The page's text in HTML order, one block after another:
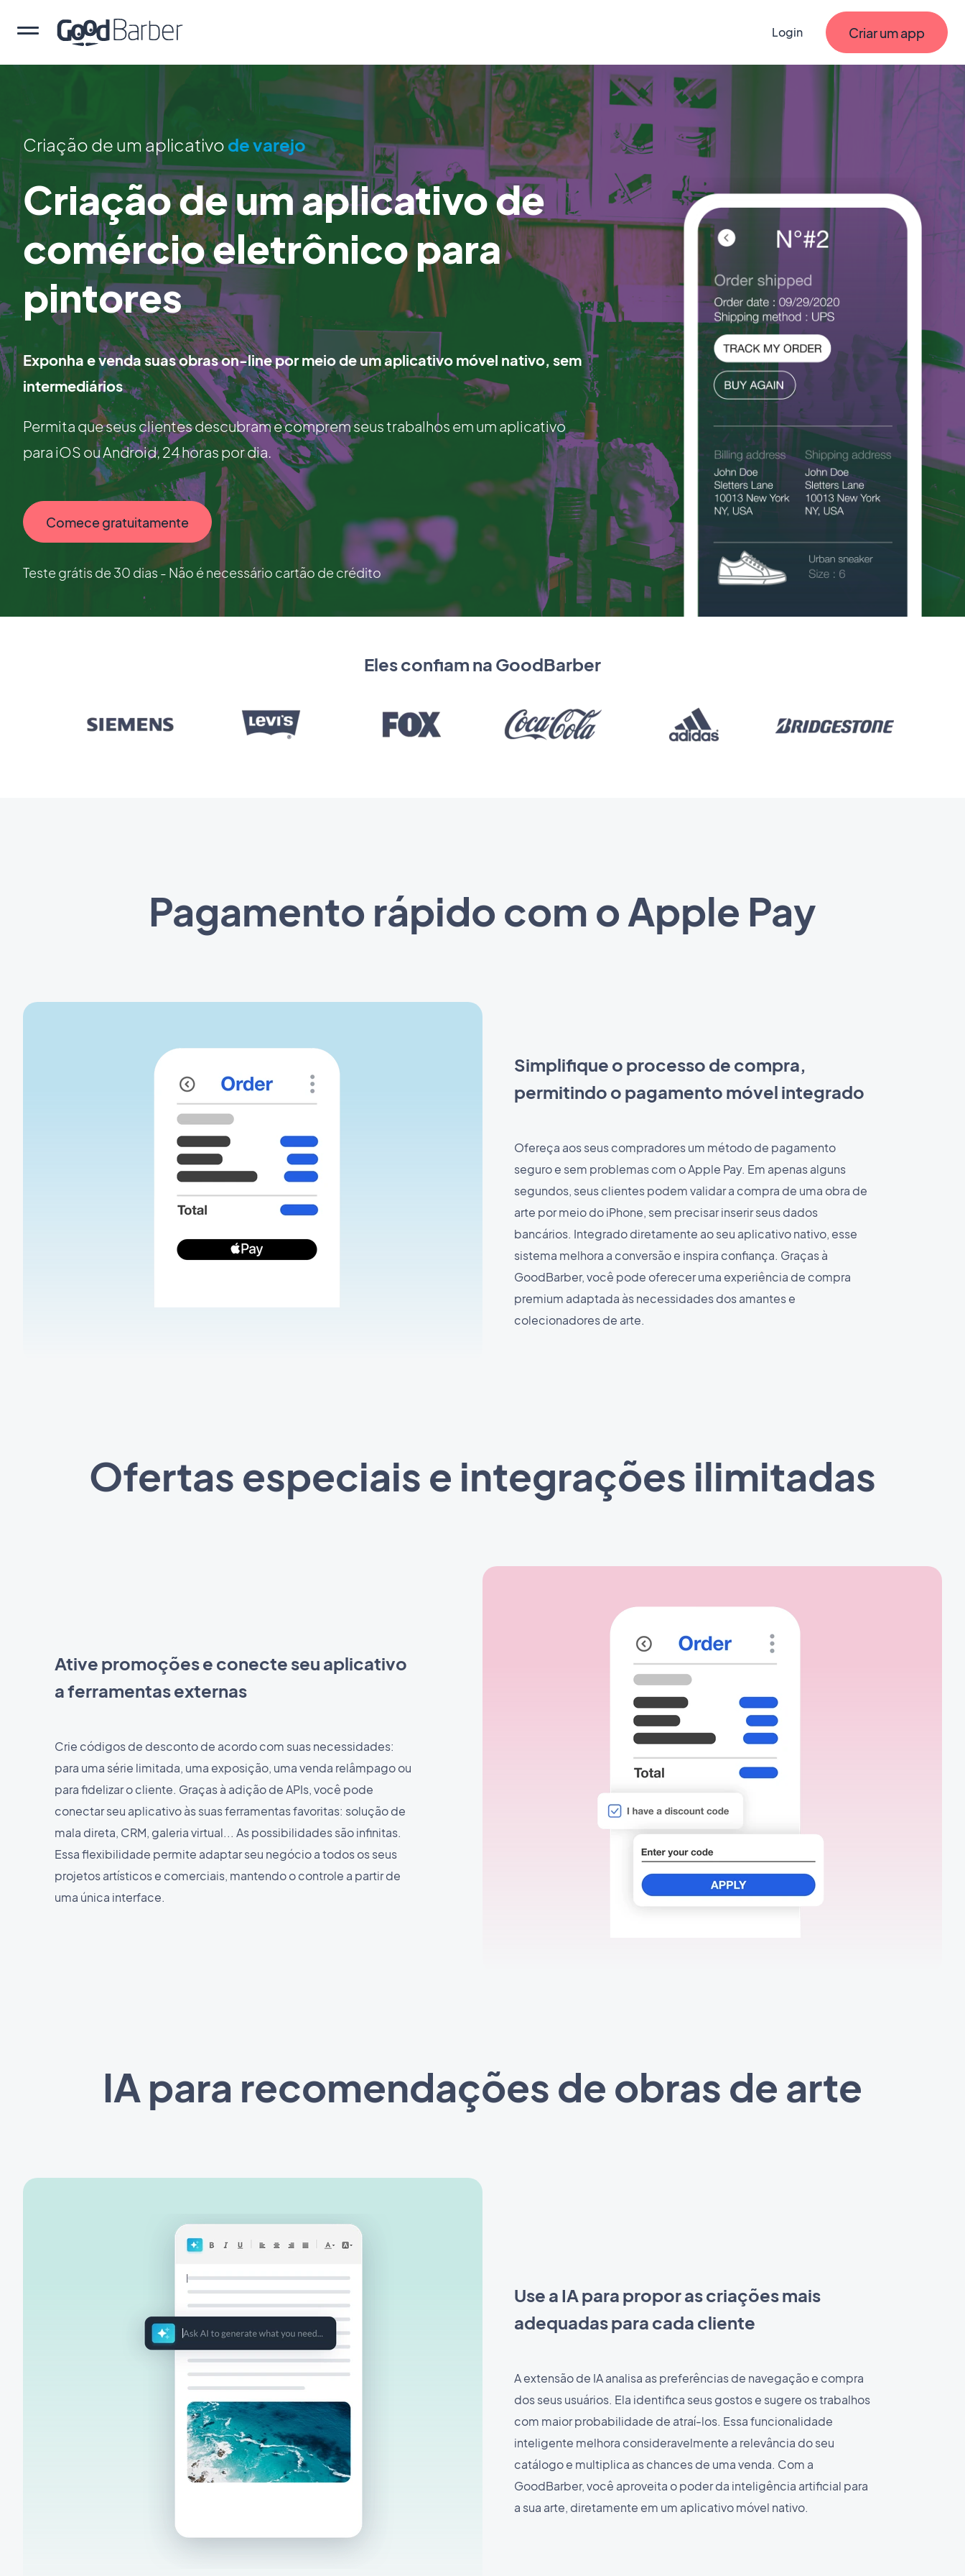
Login Criar um app
Criação de um aplicativo de varejo
Criação de um aplicativo de
comércio eletrônico para
pintores
Exponha e venda suas obras on-line por meio de um aplicativo móvel nativo, sem
intermediários
Permita que seus clientes descubram e comprem seus trabalhos em um aplicativo
para iOS ou Android, 24 horas por dia.
Comece gratuitamente
Teste grátis de 30 dias - Não é necessário cartão de crédito
Eles confiam na GoodBarber
Pagamento rápido com o Apple Pay
Simplifique o processo de compra,
permitindo o pagamento móvel integrado
Ofereça aos seus compradores um método de pagamento
seguro e sem problemas com o Apple Pay. Em apenas alguns
segundos, seus clientes podem validar a compra de uma obra de
arte por meio do iPhone, sem precisar inserir seus dados
bancários. Integrado diretamente ao seu aplicativo nativo, esse
sistema melhora a conversão e inspira confiança. Graças à
GoodBarber, você pode oferecer uma experiência de compra
premium adaptada às necessidades dos amantes e
colecionadores de arte.
Ofertas especiais e integrações ilimitadas
Ative promoções e conecte seu aplicativo
a ferramentas externas
Crie códigos de desconto de acordo com suas necessidades:
para uma série limitada, uma exposição, uma venda relâmpago ou
para fidelizar o cliente. Graças à adição de APIs, você pode
conectar seu aplicativo às suas ferramentas favoritas: solução de
mala direta, CRM, galeria virtual... As possibilidades são infinitas.
Essa flexibilidade permite adaptar seu negócio a todos os seus
projetos artísticos e comerciais, mantendo o controle a partir de
uma única interface.
IA para recomendações de obras de arte
Use a IA para propor as criações mais
adequadas para cada cliente
A extensão de IA analisa as preferências de navegação e compra
dos seus usuários. Ela identifica seus gostos e sugere os trabalhos
com maior probabilidade de atraí-los. Essa funcionalidade
inteligente melhora consideravelmente a relevância do seu
catálogo e multiplica as chances de uma venda. Com a
GoodBarber, você aproveita o poder da inteligência artificial para
a sua arte, diretamente em um aplicativo móvel nativo.